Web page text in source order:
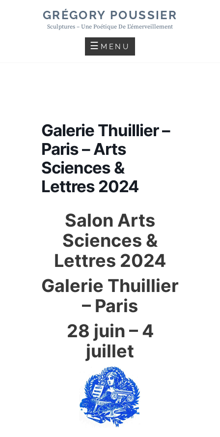
GRÉGORY POUSSIER
Sculptures – Une Poétique De L'émerveillement
MENU
Galerie Thuillier –
Paris – Arts
Sciences &
Lettres 2024
Salon Arts
Sciences &
Lettres 2024
Galerie Thuillier
– Paris
28 juin – 4
juillet